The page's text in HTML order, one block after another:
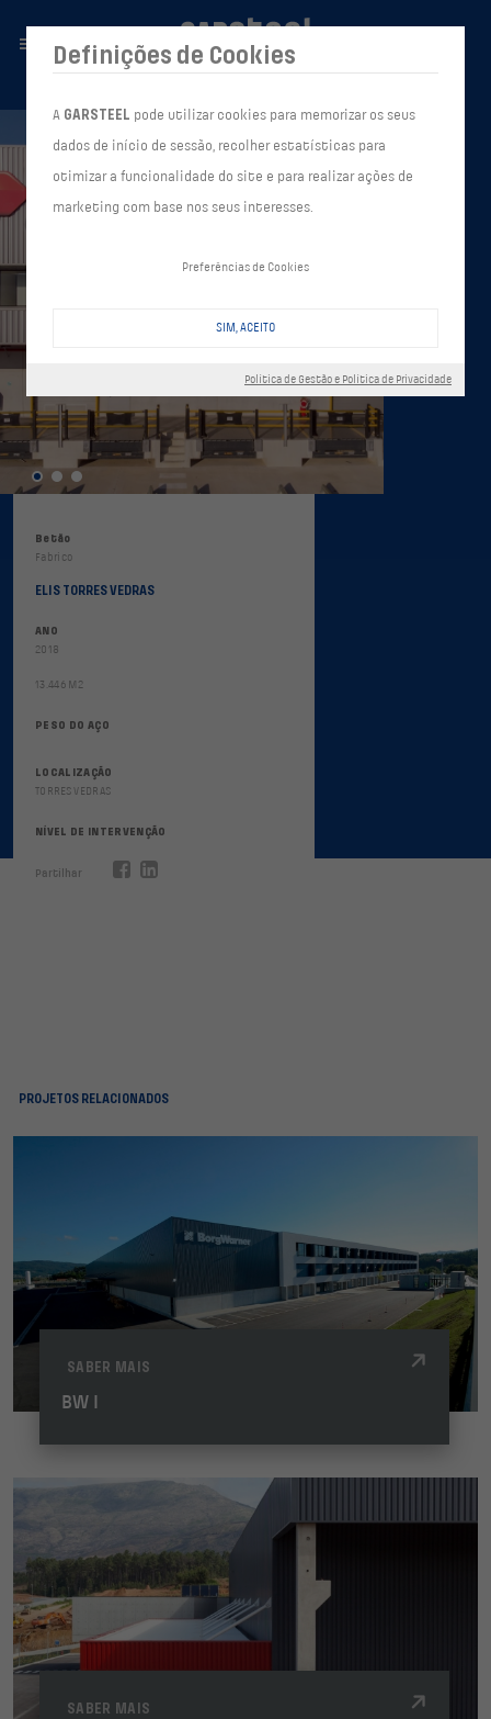
Betão
Fabrico
ELIS TORRES VEDRAS
ANO
2018
13.446 M2
PESO DO AÇO
LOCALIZAÇÃO
TORRES VEDRAS
NÍVEL DE INTERVENÇÃO
Partilhar
PROJETOS RELACIONADOS
SABER MAIS
BW I
SABER MAIS
Definições de Cookies
A GARSTEEL pode utilizar cookies para memorizar os seus
dados de início de sessão, recolher estatísticas para
otimizar a funcionalidade do site e para realizar ações de
marketing com base nos seus interesses.
Preferências de Cookies
SIM, ACEITO
Política de Gestão e Política de Privacidade